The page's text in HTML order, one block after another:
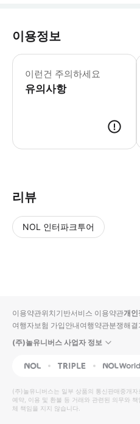
이용정보
이런건 주의하세요
유의사항
리뷰
NOL 인터파크투어
입니
다.
높
은
순
동
영
상
순
상
이용약관위치기반서비스 이용약관개인
여행자보험 가입안내여행약관분쟁해결
(주)놀유니버스 사업자 정보
NOL Triple Interpark
(주)놀유니버스는 일부 상품의 통신판매중개
예약, 이용 및 환불 등 거래와 관련된 의무와
체 책임을 지지 않습니다.